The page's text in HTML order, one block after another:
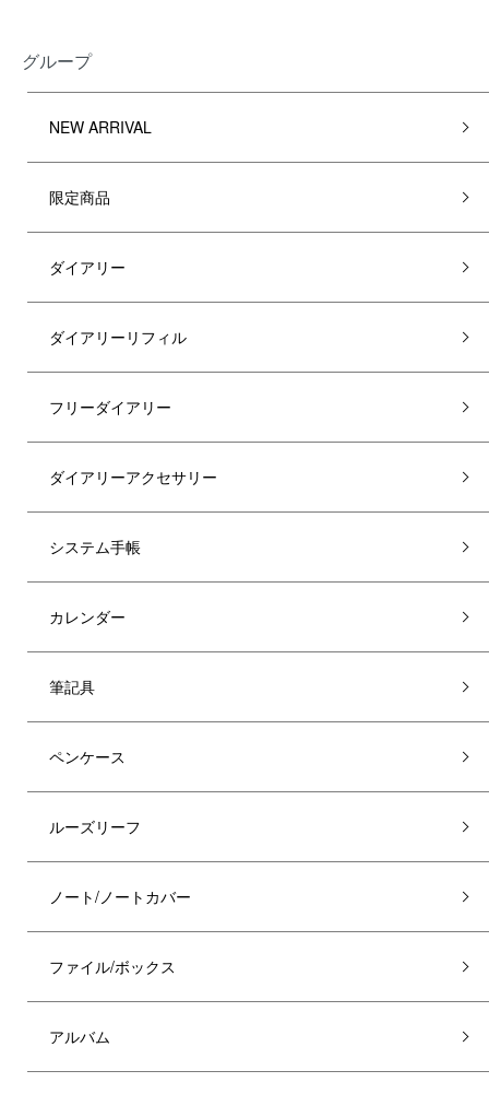
グループ
NEW ARRIVAL
限定商品
ダイアリー
ダイアリーリフィル
フリーダイアリー
ダイアリーアクセサリー
システム手帳
カレンダー
筆記具
ペンケース
ルーズリーフ
ノート/ノートカバー
ファイル/ボックス
アルバム